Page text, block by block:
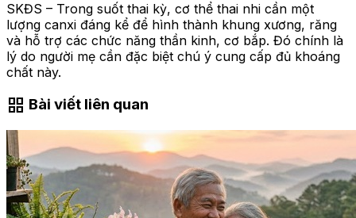
SKĐS – Trong suốt thai kỳ, cơ thể thai nhi cần một
lượng canxi đáng kể để hình thành khung xương, răng
và hỗ trợ các chức năng thần kinh, cơ bắp. Đó chính là
lý do người mẹ cần đặc biệt chú ý cung cấp đủ khoáng
chất này.
grid_view Bài viết liên quan